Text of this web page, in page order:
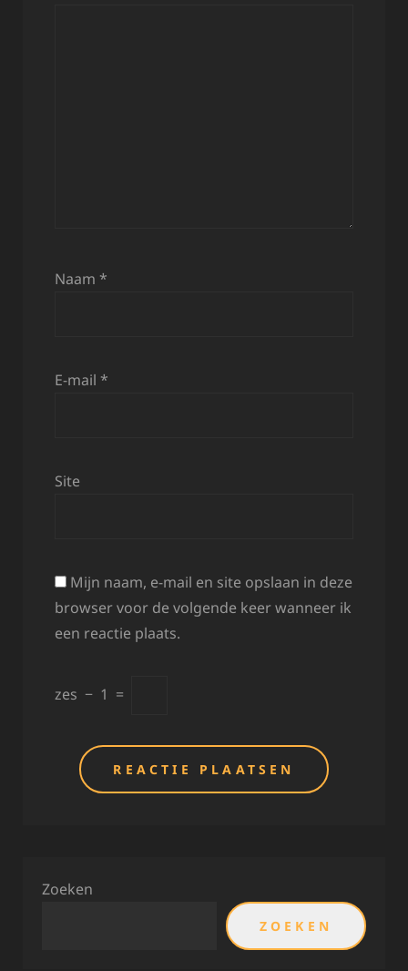
Naam *
E-mail *
Site
Mijn naam, e-mail en site opslaan in deze
browser voor de volgende keer wanneer ik
een reactie plaats.
zes − 1 =
Zoeken
ZOEKEN